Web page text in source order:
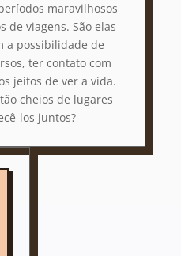
maravilhosos
de viagens. São elas
a possibilidade de
ter contato com
jeitos de ver a vida.
cheios de lugares
los juntos?